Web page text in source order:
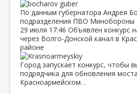
По данным губернатора Андрея
подразделения ПВО Минобороны
29 июля 17:46 Объявлен конкурс
через Волго‑Донской канал в
районе
Город запускает конкурс, чтобы
подрядчика для обновления
Красноармейском…